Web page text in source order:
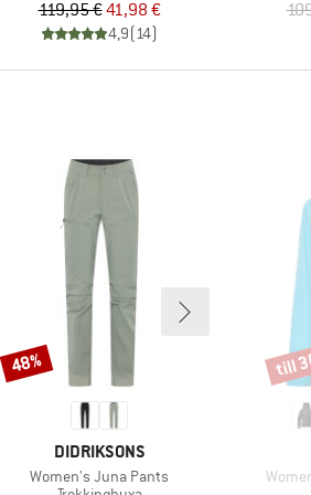
Pris
119,95 €Reducerat pris
41,98 €
4,9(14)
VARUMÄRKE
DIDRIKSONS
Produkter
Women's Juna Pants
Rabatt
48% till